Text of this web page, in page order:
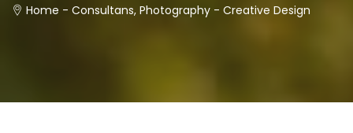
Home - Consultans, Photography - Creative Design